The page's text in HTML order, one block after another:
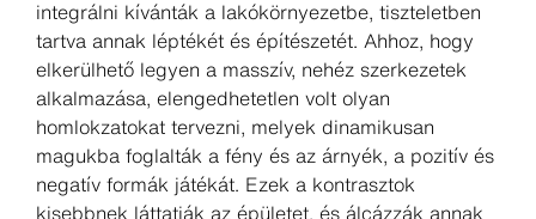
integrálni kívánták a lakókörnyezetbe, tiszteletben
tartva annak léptékét és építészetét. Ahhoz, hogy
elkerülhető legyen a masszív, nehéz szerkezetek
alkalmazása, elengedhetetlen volt olyan
homlokzatokat tervezni, melyek dinamikusan
magukba foglalták a fény és az árnyék, a pozitív és
negatív formák játékát. Ezek a kontrasztok
kisebbnek láttatják az épületet, és álcázzák annak